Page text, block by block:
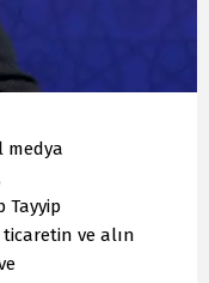
medya
Tayyip
ve alın